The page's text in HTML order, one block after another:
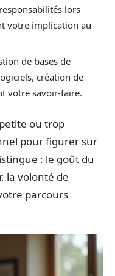
lors
votre implication au-
de bases de
création de
votre savoir-faire.
ou trop
pour figurer sur
: le goût du
la volonté de
parcours